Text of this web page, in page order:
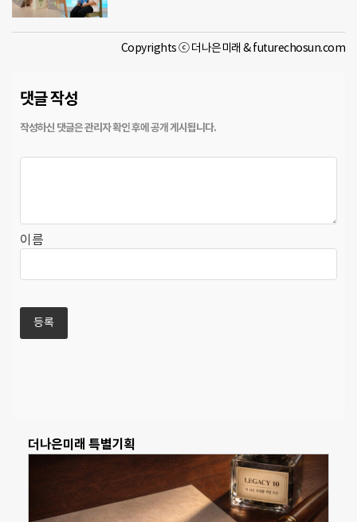
Copyrights ⓒ 더나은미래 & futurechosun.com
댓글 작성
이름
더나은미래 특별기획